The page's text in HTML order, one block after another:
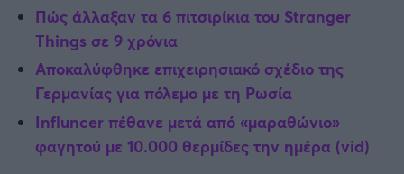
Πώς άλλαξαν τα 6 πιτσιρίκια του Stranger
Things σε 9 χρόνια
Αποκαλύφθηκε επιχειρησιακό σχέδιο της
Γερμανίας για πόλεμο με τη Ρωσία
Influncer πέθανε μετά από «μαραθώνιο»
φαγητού με 10.000 θερμίδες την ημέρα (vid)